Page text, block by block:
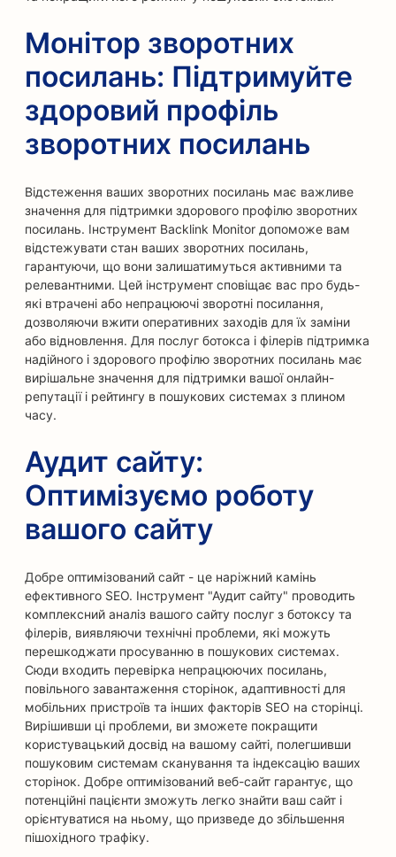
Монітор зворотних
посилань: Підтримуйте
здоровий профіль
зворотних посилань
Відстеження ваших зворотних посилань має важливе
значення для підтримки здорового профілю зворотних
посилань. Інструмент Backlink Monitor допоможе вам
відстежувати стан ваших зворотних посилань,
гарантуючи, що вони залишатимуться активними та
релевантними. Цей інструмент сповіщає вас про будь-
які втрачені або непрацюючі зворотні посилання,
дозволяючи вжити оперативних заходів для їх заміни
або відновлення. Для послуг ботокса і філерів підтримка
надійного і здорового профілю зворотних посилань має
вирішальне значення для підтримки вашої онлайн-
репутації і рейтингу в пошукових системах з плином
часу.
Аудит сайту:
Оптимізуємо роботу
вашого сайту
Добре оптимізований сайт - це наріжний камінь
ефективного SEO. Інструмент "Аудит сайту" проводить
комплексний аналіз вашого сайту послуг з ботоксу та
філерів, виявляючи технічні проблеми, які можуть
перешкоджати просуванню в пошукових системах.
Сюди входить перевірка непрацюючих посилань,
повільного завантаження сторінок, адаптивності для
мобільних пристроїв та інших факторів SEO на сторінці.
Вирішивши ці проблеми, ви зможете покращити
користувацький досвід на вашому сайті, полегшивши
пошуковим системам сканування та індексацію ваших
сторінок. Добре оптимізований веб-сайт гарантує, що
потенційні пацієнти зможуть легко знайти ваш сайт і
орієнтуватися на ньому, що призведе до збільшення
пішохідного трафіку.